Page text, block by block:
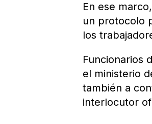
En ese
un protocolo
los
Funcionarios
el ministerio
también a
interlocutor